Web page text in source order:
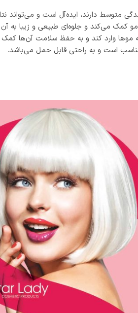
متوسط دارند، ایده‌آل است و می‌تواند
مو کمک می‌کند و جلوه‌ای طبیعی و زیبا به
وارد کند و به حفظ سلامت آن‌ها کمک